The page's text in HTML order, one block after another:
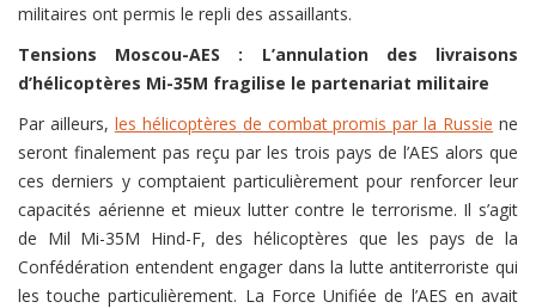
militaires ont permis le repli des assaillants.
Tensions Moscou-AES : L’annulation des livraisons
d’hélicoptères Mi-35M fragilise le partenariat militaire
Par ailleurs, les hélicoptères de combat promis par la Russie ne
seront finalement pas reçu par les trois pays de l’AES alors que
ces derniers y comptaient particulièrement pour renforcer leur
capacités aérienne et mieux lutter contre le terrorisme. Il s’agit
de Mil Mi-35M Hind-F, des hélicoptères que les pays de la
Confédération entendent engager dans la lutte antiterroriste qui
les touche particulièrement. La Force Unifiée de l’AES en avait